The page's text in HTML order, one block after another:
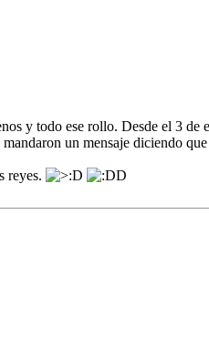
y todo ese rollo. Desde el 3 de
un mensaje diciendo
reyes.